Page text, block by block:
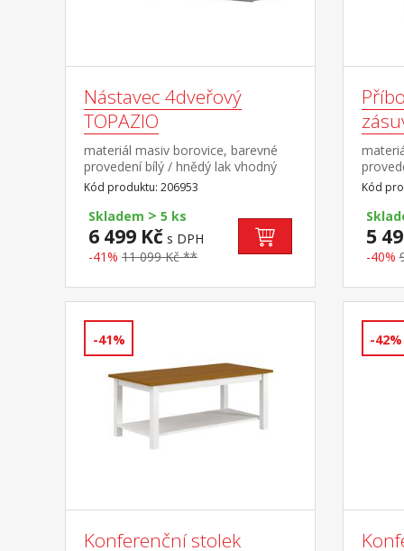
Nástavec 4dveřový
TOPAZIO
materiál masiv borovice, barevné
provedení bílý / hnědý lak vhodný
doplněk ke skříni TOPAZIO 206283
Kód produktu: 206953
Skladem > 5 ks
6 499 Kč s DPH
-41% 11 099 Kč **
s
dveře
Kód
5
-40%
-41%
Konferenční stolek
-42%